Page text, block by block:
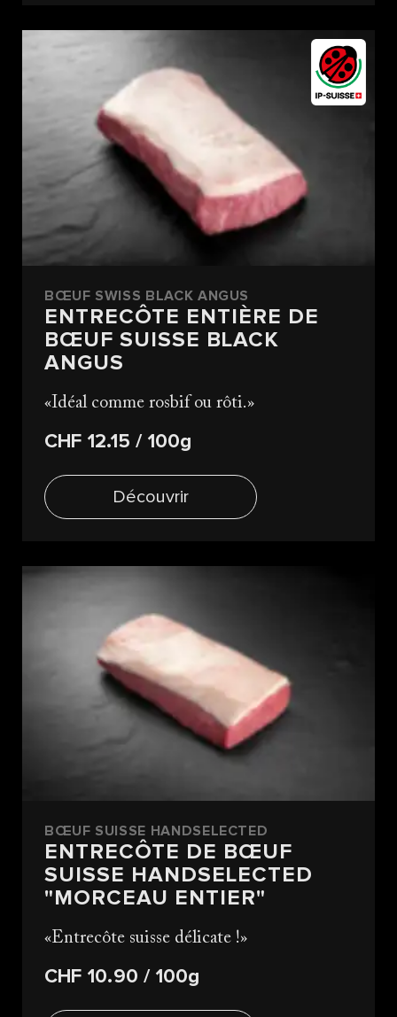
BŒUF SWISS BLACK ANGUS
ENTRECÔTE ENTIÈRE DE
BŒUF SUISSE BLACK
ANGUS
Idéal comme rosbif ou rôti.
CHF 12.15/ 100g
Découvrir
BŒUF SUISSE HANDSELECTED
ENTRECÔTE DE BŒUF
SUISSE HANDSELECTED
"MORCEAU ENTIER"
Entrecôte suisse délicate !
CHF 10.90/ 100g